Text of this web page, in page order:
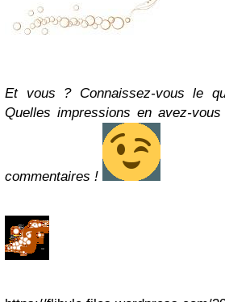
Et vous ? Connaissez-vous le
Quelles impressions en avez-
commentaires !